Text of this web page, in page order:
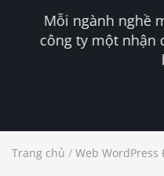
Mỗi ngành nghề
công ty một nhận
Trang chủ / Web WordPress